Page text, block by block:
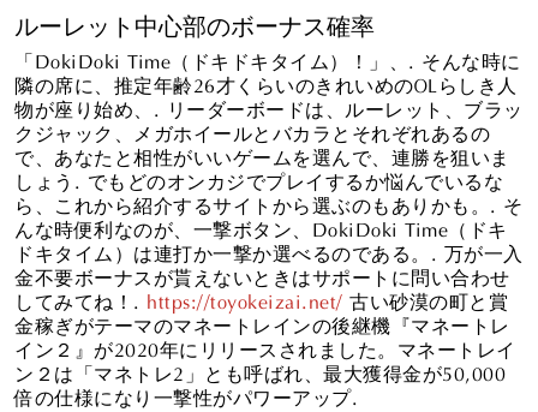
ルーレット中心部のボーナス確率
「DokiDoki Time（ドキドキタイム）！」、. そんな時に
隣の席に、推定年齢26才くらいのきれいめのOLらしき人
物が座り始め、. リーダーボードは、ルーレット、ブラッ
クジャック、メガホイールとバカラとそれぞれあるの
で、あなたと相性がいいゲームを選んで、連勝を狙いま
しょう. でもどのオンカジでプレイするか悩んでいるな
ら、これから紹介するサイトから選ぶのもありかも。. そ
んな時便利なのが、一撃ボタン、DokiDoki Time（ドキ
ドキタイム）は連打か一撃か選べるのである。. 万が一入
金不要ボーナスが貰えないときはサポートに問い合わせ
してみてね！. https://toyokeizai.net/ 古い砂漠の町と賞
金稼ぎがテーマのマネートレインの後継機『マネートレ
イン２』が2020年にリリースされました。マネートレイ
ン２は「マネトレ2」とも呼ばれ、最大獲得金が50,000
倍の仕様になり一撃性がパワーアップ.